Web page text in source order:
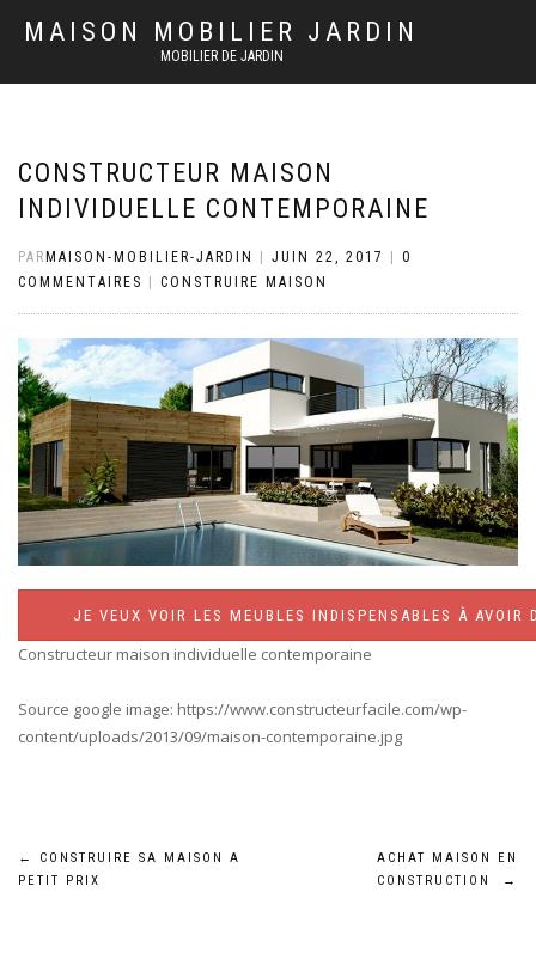
MAISON MOBILIER JARDIN
MOBILIER DE JARDIN
CONSTRUCTEUR MAISON
INDIVIDUELLE CONTEMPORAINE
PAR MAISON-MOBILIER-JARDIN JUIN 22, 2017
0
COMMENTAIRES
CONSTRUIRE MAISON
JE VEUX VOIR LES MEUBLES INDISPENSABLES À
Constructeur maison individuelle contemporaine
Source google image: https://www.constructeurfacile.com/wp-
content/uploads/2013/09/maison-contemporaine.jpg
Navigation
←
CONSTRUIRE SA MAISON A
PETIT PRIX
ACHAT MAISON EN
CONSTRUCTION
→